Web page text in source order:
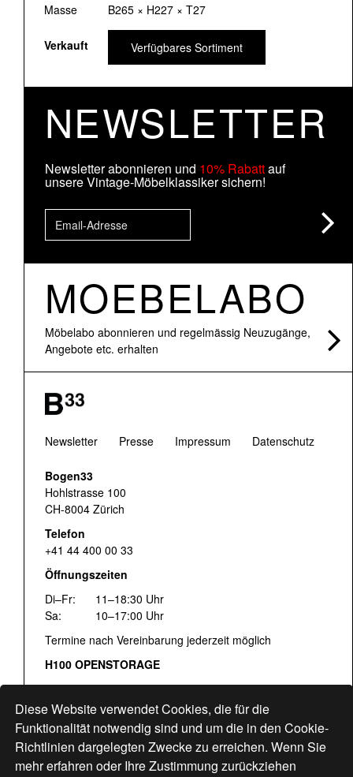
Diese Website verwendet Cookies, die für die
Funktionalität notwendig sind und um die in den Cookie-
Richtlinien dargelegten Zwecke zu erreichen. Wenn Sie
mehr erfahren oder Ihre Zustimmung zurückziehen
Masse
B265 × H227 × T27
Verkauft Verfügbares Sortiment
NEWSLETTER
Newsletter abonnieren und 10% Rabattauf
unsere Vintage-Möbelklassiker sichern!
MOEBELABO
Möbelabo abonnieren und regelmässig Neuzugänge,
Angebote etc. erhalten
Newsletter Presse Impressum Datenschutz
Bogen33
Hohlstrasse 100
CH-8004 Zürich
Telefon
+41 44 400 00 33
Öffnungszeiten
Di–Fr:
11–18:30 Uhr
Sa:
10–17:00 Uhr
Termine nach Vereinbarung jederzeit möglich
H100 OPENSTORAGE
Fr:
16:00–18:30 Uhr
Sa: 12:00–17:00 Uhr
Hohlstrasse 122
www.bogen33.ch